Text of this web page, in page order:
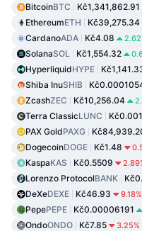
BitcoinBTC Kč1,341,862.91
EthereumETH Kč39,275.34
CardanoADA Kč4.08
SolanaSOL Kč1,554.32
HyperliquidHYPE
Shiba InuSHIB
ZcashZEC Kč10,256.04
Terra ClassicLUNC
PAX GoldPAXG
DogecoinDOGE Kč1.48
KaspaKAS Kč0.5509
Lorenzo ProtocolBANK
DeXeDEXE Kč46.93 9.18%
PepePEPE Kč0.00006191
OndoONDO Kč7.85 3.25%